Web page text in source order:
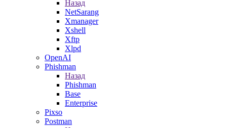
Назад
NetSarang
Xmanager
Xshell
Xftp
Xlpd
OpenAI
Phishman
Назад
Phishman
Base
Enterprise
Pixso
Postman